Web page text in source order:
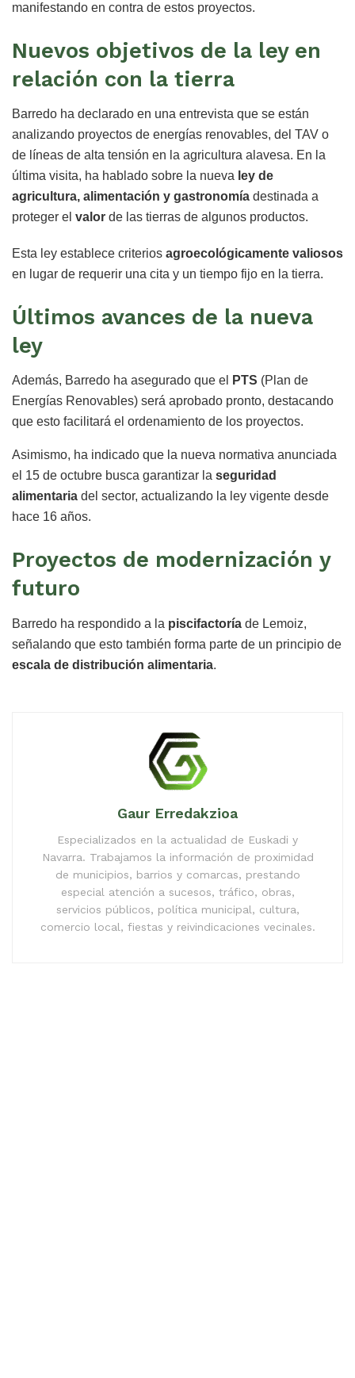
manifestando en contra de estos proyectos.
Nuevos objetivos de la ley en
relación con la tierra
Barredo ha declarado en una entrevista que se están
analizando proyectos de energías renovables, del TAV o
de líneas de alta tensión en la agricultura alavesa. En la
última visita, ha hablado sobre la nueva ley de
agricultura, alimentación y gastronomía destinada a
proteger el valor de las tierras de algunos productos.
Esta ley establece criterios agroecológicamente valiosos
en lugar de requerir una cita y un tiempo fijo en la tierra.
Últimos avances de la nueva
ley
Además, Barredo ha asegurado que el PTS (Plan de
Energías Renovables) será aprobado pronto, destacando
que esto facilitará el ordenamiento de los proyectos.
Asimismo, ha indicado que la nueva normativa anunciada
el 15 de octubre busca garantizar la seguridad
alimentaria del sector, actualizando la ley vigente desde
hace 16 años.
Proyectos de modernización y
futuro
Barredo ha respondido a la piscifactoría de Lemoiz,
señalando que esto también forma parte de un principio de
escala de distribución alimentaria.
Gaur Erredakzioa
Especializados en la actualidad de Euskadi y
Navarra. Trabajamos la información de proximidad
de municipios, barrios y comarcas, prestando
especial atención a sucesos, tráfico, obras,
servicios públicos, política municipal, cultura,
comercio local, fiestas y reivindicaciones vecinales.